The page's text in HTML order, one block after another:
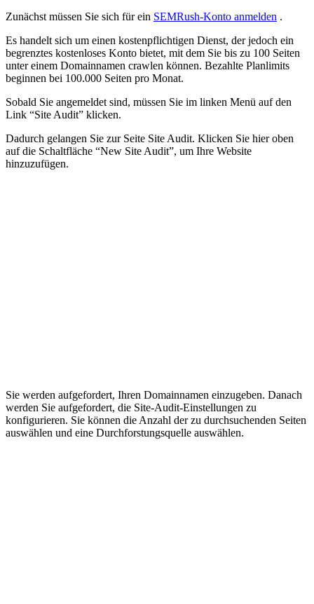
Zunächst müssen Sie sich für ein SEMRush-Konto anmelden .
Es handelt sich um einen kostenpflichtigen Dienst, der jedoch ein
begrenztes kostenloses Konto bietet, mit dem Sie bis zu 100 Seiten
unter einem Domainnamen crawlen können. Bezahlte Planlimits
beginnen bei 100.000 Seiten pro Monat.
Sobald Sie angemeldet sind, müssen Sie im linken Menü auf den
Link “Site Audit” klicken.
Dadurch gelangen Sie zur Seite Site Audit. Klicken Sie hier oben
auf die Schaltfläche “New Site Audit”, um Ihre Website
hinzuzufügen.
Sie werden aufgefordert, Ihren Domainnamen einzugeben. Danach
werden Sie aufgefordert, die Site-Audit-Einstellungen zu
konfigurieren. Sie können die Anzahl der zu durchsuchenden Seiten
auswählen und eine Durchforstungsquelle auswählen.